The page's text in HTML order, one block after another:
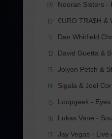
09 Nooran Sisters -
10 €URO TRA$H &
11 Dan Whitfield
12 David Guetta &
13 Jolyon Petch &
14 Sigala & Joel
15 Loopgeek -
16 Lukas Vane -
17 Jay Vegas - Live